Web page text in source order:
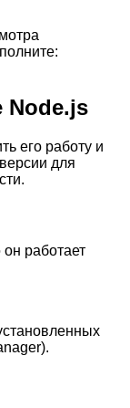
Node.js
его работу и
для
работает